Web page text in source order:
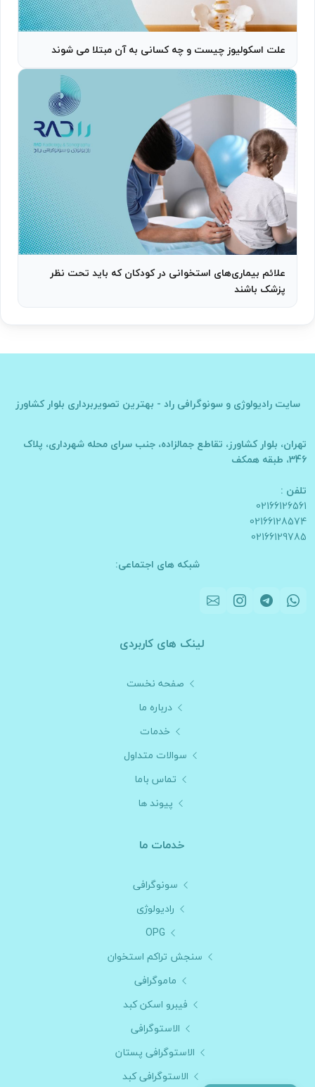
علت اسکولیوز چیست و چه کسانی به آن مبتلا می شوند
علائم بیماری‌های استخوانی در کودکان که باید تحت نظر
پزشک باشند
سایت رادیولوژی و سونوگرافی راد - بهترین تصویربرداری بلوار کشاورز
تهران، بلوار کشاورز، تقاطع جمالزاده، جنب سرای محله شهرداری، پلاک
346، طبقه همکف
تلفن :
02166126561
02166128574
02166129785
شبکه های اجتماعی:
لینک های کاربردی
صفحه نخست
درباره ما
خدمات
سوالات متداول
تماس باما
پیوند ها
خدمات ما
سونوگرافی
رادیولوژی
OPG
سنجش تراکم استخوان
ماموگرافی
فیبرو اسکن کبد
الاستوگرافی
الاستوگرافی پستان
الاستوگرافی کبد